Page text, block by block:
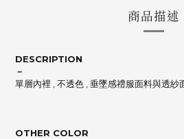
商品描述
DESCRIPTION
－
單層內裡 , 不透色 , 垂墜感禮服面料與透紗
OTHER COLOR